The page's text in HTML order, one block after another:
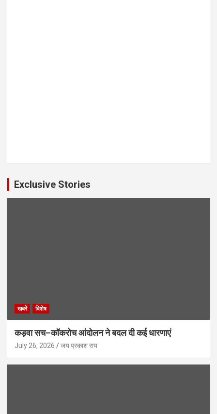
Exclusive Stories
खबरें विशेष
कड़वा सच–कॉकरोच आंदोलन ने बदल दी कई धारणाएं
July 26, 2026 जय प्रकाश राय